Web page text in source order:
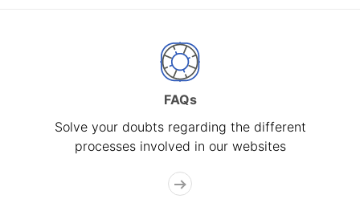
FAQs
Solve your doubts regarding the different
processes involved in our websites